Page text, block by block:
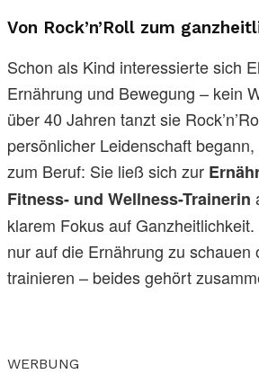
Von Rock’n’Roll zum
Schon als Kind interessierte sich
Ernährung und Bewegung – kein
über 40 Jahren tanzt sie
persönlicher Leidenschaft
zum Beruf: Sie ließ sich zur
Fitness- und Wellness-Trainerin
klarem Fokus auf Ganzheitlichkeit.
nur auf die Ernährung zu schauen
trainieren – beides gehört
WERBUNG